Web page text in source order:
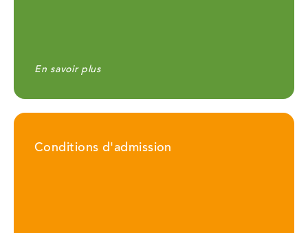
En savoir plus
Conditions d'admission